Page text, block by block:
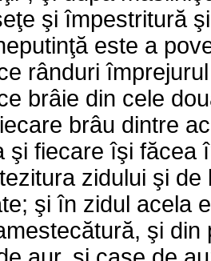
şi împestritură
este a
rânduri
brâie din cele
brâu dintre
şi fiecare îşi făcea
zidului şi
şi în zidul acela
şi din